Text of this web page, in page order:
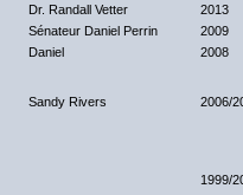
Dr. Randall Vetter
2013
Sénateur Daniel Perrin
2009
Daniel 2008
Sandy Rivers 2006/
1999/